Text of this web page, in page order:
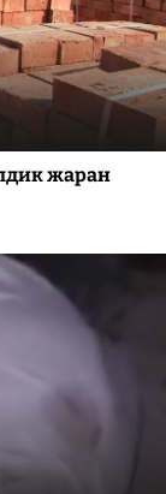
жаран